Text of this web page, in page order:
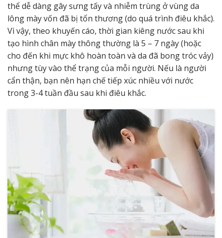
thể dễ dàng gây sưng tấy và nhiễm trùng ở vùng da
lông mày vốn đã bị tổn thương (do quá trình điêu khắc).
Vì vậy, theo khuyến cáo, thời gian kiêng nước sau khi
tạo hình chân mày thông thường là 5 – 7 ngày (hoặc
cho đến khi mực khô hoàn toàn và da đã bong tróc vảy)
nhưng tùy vào thể trạng của mỗi người. Nếu là người
cẩn thận, bạn nên hạn chế tiếp xúc nhiều với nước
trong 3-4 tuần đầu sau khi điêu khắc.